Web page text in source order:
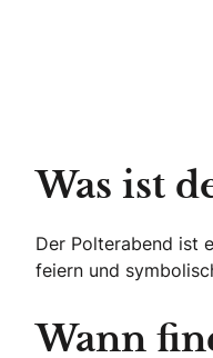
Was ist
Der Polterabend ist
feiern und
Wann